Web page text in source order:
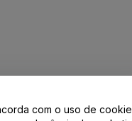
com o uso de